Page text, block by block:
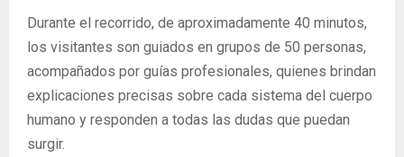
Durante el recorrido, de aproximadamente 40 minutos,
los visitantes son guiados en grupos de 50 personas,
acompañados por guías profesionales, quienes brindan
explicaciones precisas sobre cada sistema del cuerpo
humano y responden a todas las dudas que puedan
surgir.